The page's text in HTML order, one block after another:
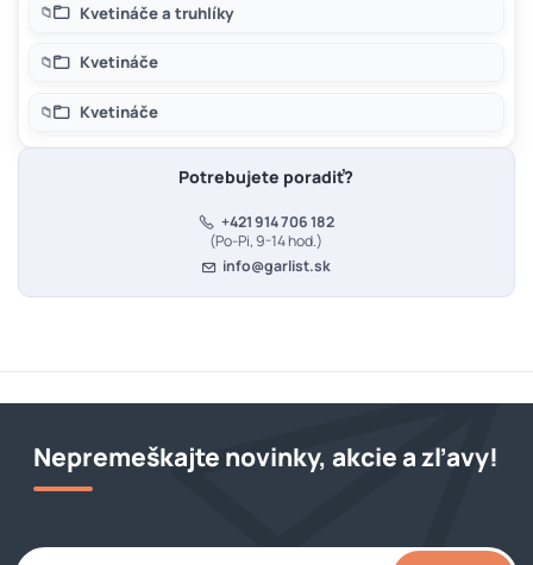
Kvetináče a truhlíky
Kvetináče
Kvetináče
Potrebujete poradiť?
+421 914 706 182
(Po-Pi, 9-14 hod.)
info@garlist.sk
Nepremeškajte novinky, akcie a zľavy!